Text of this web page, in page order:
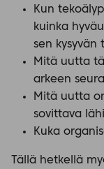
Kun
kuinka
sen kysyvän
Mitä uutta
arkeen
Mitä uutta
sovittava
Kuka
Tällä hetkellä